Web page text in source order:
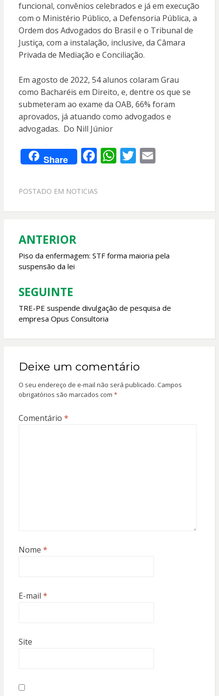
funcional, convênios celebrados e já em execução
com o Ministério Público, a Defensoria Pública, a
Ordem dos Advogados do Brasil e o Tribunal de
Justiça, com a instalação, inclusive, da Câmara
Privada de Mediação e Conciliação.
Em agosto de 2022, 54 alunos colaram Grau
como Bacharéis em Direito, e, dentre os que se
submeteram ao exame da OAB, 66% foram
aprovados, já atuando como advogados e
advogadas. Do Nill Júnior
Share F
e
o
k
W
A
p
T E
POSTADO EM NOTICIAS
Navegação
de
Post
ANTERIOR
Piso da enfermagem: STF forma maioria pela
suspensão da lei
SEGUINTE
TRE-PE suspende divulgação de pesquisa de
empresa Opus Consultoria
Deixe um comentário
O seu endereço de e-mail não será publicado. Campos
obrigatórios são marcados com *
Comentário *
Nome *
E-mail *
Site